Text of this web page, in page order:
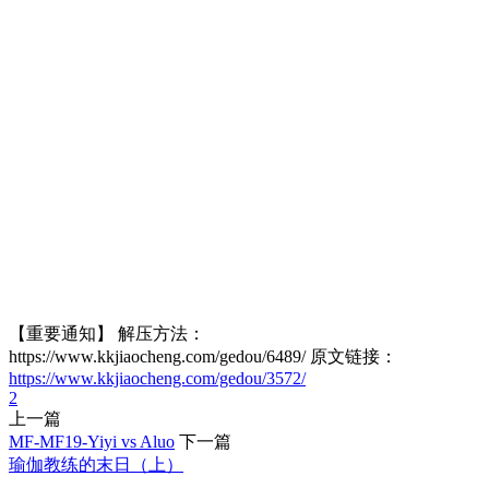
【重要通知】 解压方法：
https://www.kkjiaocheng.com/gedou/6489/ 原文链接：
https://www.kkjiaocheng.com/gedou/3572/
2
上一篇
MF-MF19-Yiyi vs Aluo 下一篇
瑜伽教练的末日（上）